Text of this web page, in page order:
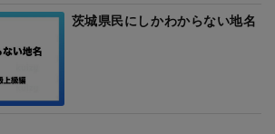
茨城県民にしかわからない地名